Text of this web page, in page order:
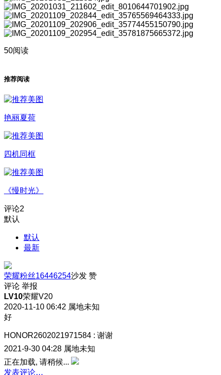
50阅读
推荐阅读
艳丽夏荷
四机同框
《慢时光》
评论2
默认
默认
最新
荣耀粉丝16446254沙发 赞
评论 举报
LV10荣耀V20
2020-11-10 06:42 属地未知
好
HONOR2602021971584 : 谢谢
2021-9-30 04:28 属地未知
正在加载, 请稍候...
发表评论…